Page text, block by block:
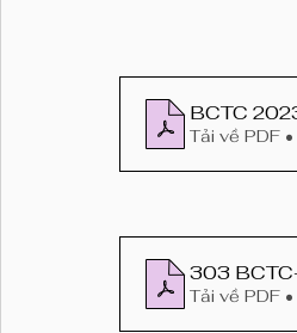
BCTC
Tải về PDF
303
Tải về PDF